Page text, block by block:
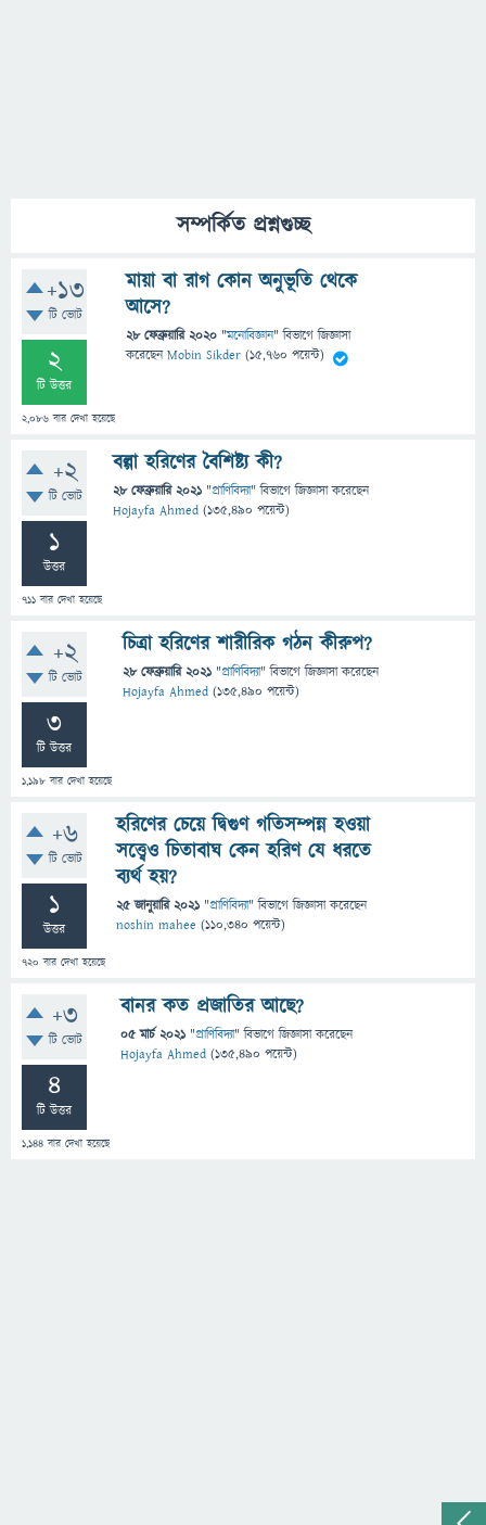
সম্পর্কিত প্রশ্নগুচ্ছ
+13
টি ভোট
2
টি উত্তর
2,086 বার দেখা হয়েছে
মায়া বা রাগ কোন অনুভূ‌তি থে‌কে
আ‌সে?
28 ফেব্রুয়ারি 2020 "মনোবিজ্ঞান" বিভাগে জিজ্ঞাসা
করেছেনMobin Sikder (15,760 পয়েন্ট)
+2
টি ভোট
1
উত্তর
711 বার দেখা হয়েছে
বল্গা হরিণের বৈশিষ্ট্য কী?
28 ফেব্রুয়ারি 2021 "প্রাণিবিদ্যা" বিভাগে জিজ্ঞাসাকরেছেন
Hojayfa Ahmed (135,490 পয়েন্ট)
+2
টি ভোট
3
টি উত্তর
1,198 বার দেখা হয়েছে
চিত্রা হরিণের শারীরিক গঠন কীরুপ?
28 ফেব্রুয়ারি 2021 "প্রাণিবিদ্যা" বিভাগে জিজ্ঞাসাকরেছেন
Hojayfa Ahmed (135,490 পয়েন্ট)
+6
টি ভোট
1
উত্তর
720 বার দেখা হয়েছে
হরিণের চেয়ে দ্বিগুণ গতিসম্পন্ন হওয়া
সত্ত্বেও চিতাবাঘ কেন হরিণ যে ধরতে
ব্যর্থ হয়?
25 জানুয়ারি 2021 "প্রাণিবিদ্যা" বিভাগে জিজ্ঞাসাকরেছেন
noshin mahee (110,340 পয়েন্ট)
+3
টি ভোট
4
টি উত্তর
1,144 বার দেখা হয়েছে
বানর কত প্রজাতির আছে?
05 মার্চ 2021 "প্রাণিবিদ্যা" বিভাগে জিজ্ঞাসাকরেছেন
Hojayfa Ahmed (135,490 পয়েন্ট)